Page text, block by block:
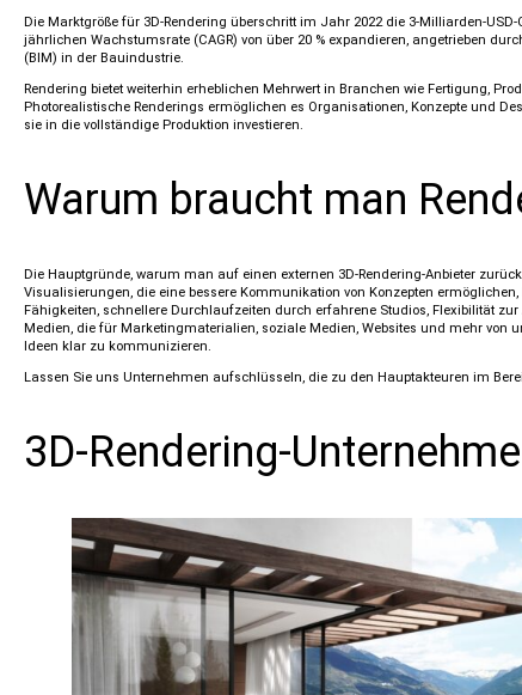
Die Marktgröße für 3D-Rendering überschritt im Jahr 2022 die 3-Milliarden-
jährlichen Wachstumsrate (CAGR) von über 20 % expandieren, angetrieben
(BIM) in der Bauindustrie.
Rendering bietet weiterhin erheblichen Mehrwert in Branchen wie Fertigung,
Photorealistische Renderings ermöglichen es Organisationen, Konzepte und
sie in die vollständige Produktion investieren.
Warum braucht man
Die Hauptgründe, warum man auf einen externen 3D-Rendering-Anbieter
Visualisierungen, die eine bessere Kommunikation von Konzepten
Fähigkeiten, schnellere Durchlaufzeiten durch erfahrene Studios, Flexibilität
Medien, die für Marketingmaterialien, soziale Medien, Websites und mehr von
Ideen klar zu kommunizieren.
Lassen Sie uns Unternehmen aufschlüsseln, die zu den Hauptakteuren im
3D-Rendering-